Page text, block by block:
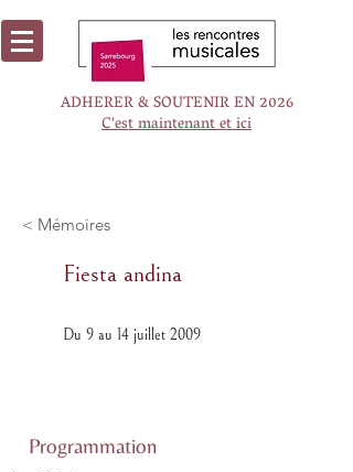
ADHERER & SOUTENIR EN 2026
C'est maintenant et ici
< Mémoires
Fiesta andina
Du 9 au 14 juillet 2009
Programmation